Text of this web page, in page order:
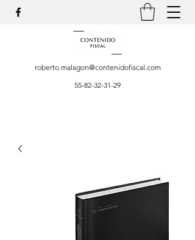
roberto.malagon@contenidofiscal.com
55-82-32-31-29